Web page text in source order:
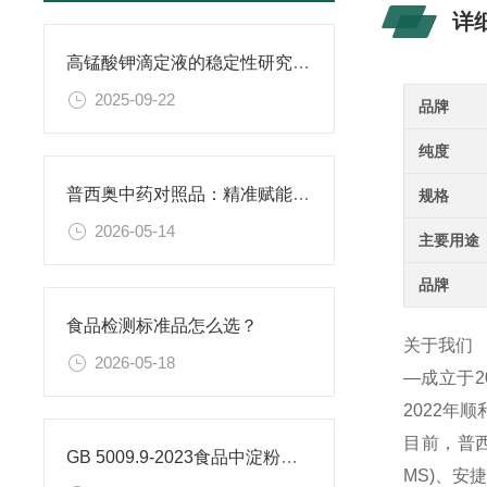
高锰酸钾滴定液的稳定性研究与保存条件优化
2025-09-22
普西奥中药对照品：精准赋能现代中药质量控质
2026-05-14
食品检测标准品怎么选？
2026-05-18
GB 5009.9-2023食品中淀粉的测定
详
品牌
纯度
规格
主要用途
品牌
关于我们
—成立于
2022年顺
目前，普
MS)、安